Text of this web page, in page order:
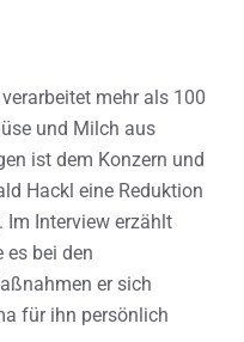
mehr als 100
und Milch aus
ist dem Konzern und
Hackl eine Reduktion
Im Interview erzählt
es bei den
er sich
für ihn persönlich